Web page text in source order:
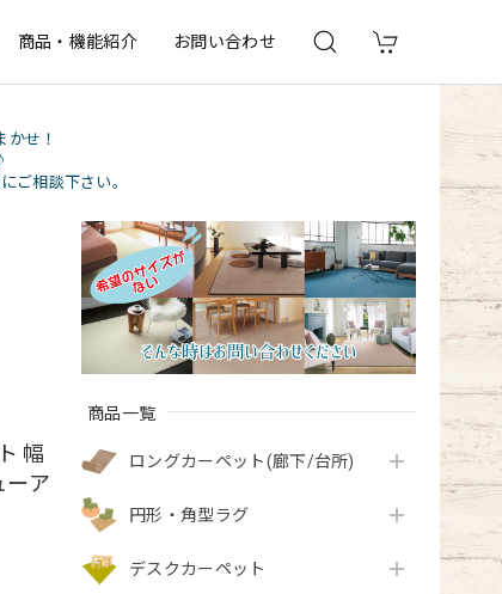
商品・機能紹介 お問い合わせ
せ！
ご相談下さい。
商品一覧
ロングカーペット(廊下/台所)
円形・角型ラグ
デスクカーペット
幅
ーア